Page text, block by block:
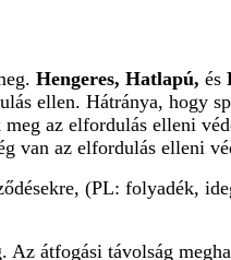
Hengeres, Hatlapú, és
ellen. Hátránya, hogy
az elfordulás elleni
van az elfordulás elleni
(PL: folyadék,
átfogási távolság